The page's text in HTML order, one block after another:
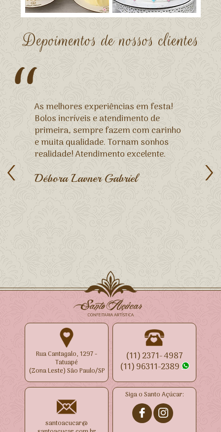
Depoimentos de nossos clientes
As melhores experiências em festa!
Bolos incríveis e atendimento de
primeira, sempre fazem com carinho
e muita qualidade. Tornam sonhos
realidade! Atendimento excelente.
Débora Lavner Gabriel
Rua Cantagalo, 1297 -
Tatuapé
(Zona Leste) São Paulo/SP
(11) 2371- 4987
(11) 96311-2389
santoacucar@
Siga o Santo Açúcar: